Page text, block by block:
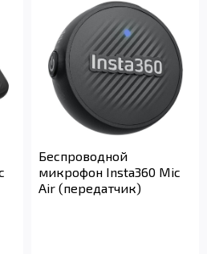
Беспроводной
микрофон Insta360 Mic
Air (передатчик)